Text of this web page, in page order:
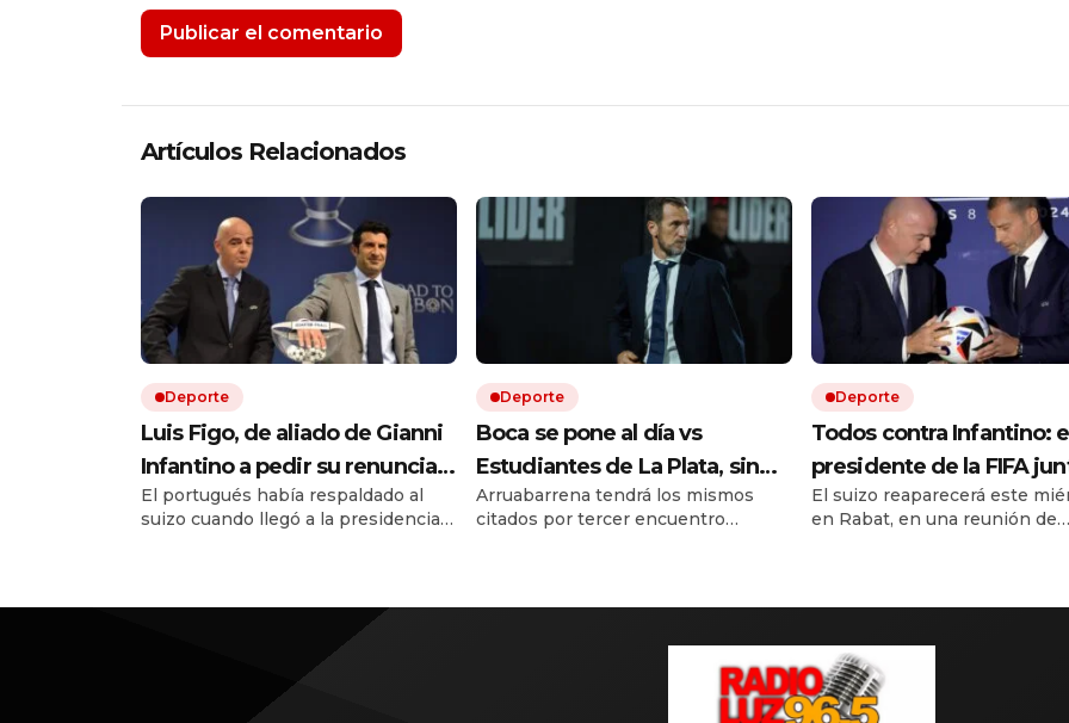
Artículos Relacionados
Deporte
Luis Figo, de aliado de Gianni
Infantino a pedir su renuncia:
la durísima carta que sacude a
la FIFA
El portugués había respaldado al
suizo cuando llegó a la presidencia
Allí lo acusa de una gestión egoísta y
Deporte
Boca se pone al día vs
Estudiantes de La Plata, sin
Muslera, y busca su primera
victoria en el Torneo Clausura:
Arruabarrena tendrá los mismos
citados por tercer encuentro
Deporte
Todos contra Infantino:
presidente de la FIFA
fuerzas en Marruecos,
sedes del Mundial 2026
El suizo reaparecerá este
en Rabat, en una reunión de